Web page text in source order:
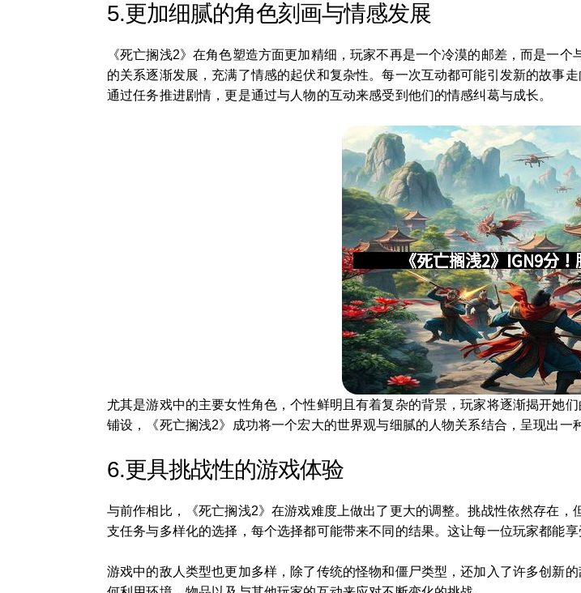
5.更加细腻的角色刻画与情感发展
《死亡搁浅2》在角色塑造方面更加精细，玩家不再是一个冷漠的邮差，而是一
的关系逐渐发展，充满了情感的起伏和复杂性。每一次互动都可能引发新的故事
通过任务推进剧情，更是通过与人物的互动来感受到他们的情感纠葛与成长。
尤其是游戏中的主要女性角色，个性鲜明且有着复杂的背景，玩家将逐渐揭开她
铺设，《死亡搁浅2》成功将一个宏大的世界观与细腻的人物关系结合，呈现出一
6.更具挑战性的游戏体验
与前作相比，《死亡搁浅2》在游戏难度上做出了更大的调整。挑战性依然存在
支任务与多样化的选择，每个选择都可能带来不同的结果。这让每一位玩家都能
游戏中的敌人类型也更加多样，除了传统的怪物和僵尸类型，还加入了许多创新